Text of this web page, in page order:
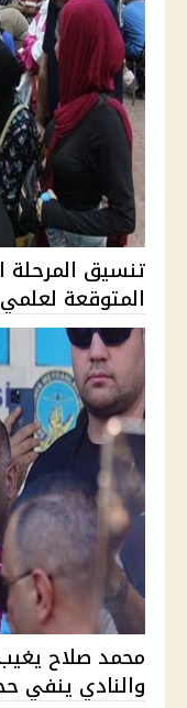
المتوقعة
محمد صلاح
والنادي ينفي